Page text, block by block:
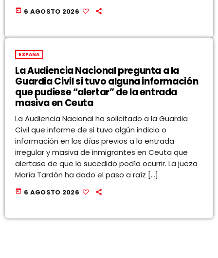
today 6 AGOSTO 2026
ESPAÑA
La Audiencia Nacional pregunta a la
Guardia Civil si tuvo alguna información
que pudiese “alertar” de la entrada
masiva en Ceuta
La Audiencia Nacional ha solicitado a la Guardia
Civil que informe de si tuvo algún indicio o
información en los días previos a la entrada
irregular y masiva de inmigrantes en Ceuta que
alertase de que lo sucedido podía ocurrir. La jueza
María Tardón ha dado el paso a raíz […]
today 6 AGOSTO 2026